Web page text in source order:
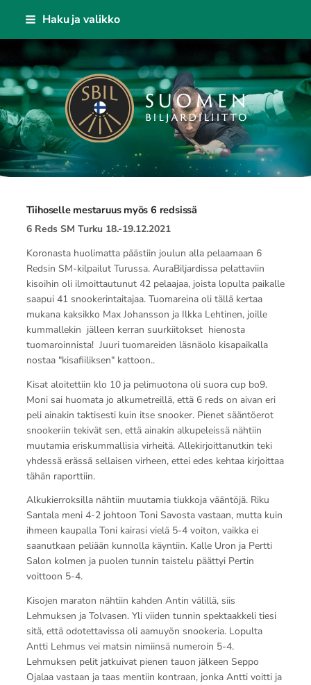
Siirry
sisältöön
Haku ja valikko
Suomen Biljardiliitto ry
Tiihoselle mestaruus myös 6 redsissä
6 Reds SM Turku 18.-19.12.2021
Koronasta huolimatta päästiin joulun alla pelaamaan 6
Redsin SM-kilpailut Turussa. AuraBiljardissa pelattaviin
kisoihin oli ilmoittautunut 42 pelaajaa, joista lopulta paikalle
saapui 41 snookerintaitajaa. Tuomareina oli tällä kertaa
mukana kaksikko Max Johansson ja Ilkka Lehtinen, joille
kummallekin jälleen kerran suurkiitokset hienosta
tuomaroinnista! Juuri tuomareiden läsnäolo kisapaikalla
nostaa "kisafiiliksen" kattoon..
Kisat aloitettiin klo 10 ja pelimuotona oli suora cup bo9.
Moni sai huomata jo alkumetreillä, että 6 reds on aivan eri
peli ainakin taktisesti kuin itse snooker. Pienet sääntöerot
snookeriin tekivät sen, että ainakin alkupeleissä nähtiin
muutamia eriskummallisia virheitä. Allekirjoittanutkin teki
yhdessä erässä sellaisen virheen, ettei edes kehtaa kirjoittaa
tähän raporttiin.
Alkukierroksilla nähtiin muutamia tiukkoja vääntöjä. Riku
Santala meni 4-2 johtoon Toni Savosta vastaan, mutta kuin
ihmeen kaupalla Toni kairasi vielä 5-4 voiton, vaikka ei
saanutkaan peliään kunnolla käyntiin. Kalle Uron ja Pertti
Salon kolmen ja puolen tunnin taistelu päättyi Pertin
voittoon 5-4.
Kisojen maraton nähtiin kahden Antin välillä, siis
Lehmuksen ja Tolvasen. Yli viiden tunnin spektaakkeli tiesi
sitä, että odotettavissa oli aamuyön snookeria. Lopulta
Antti Lehmus vei matsin nimiinsä numeroin 5-4.
Lehmuksen pelit jatkuivat pienen tauon jälkeen Seppo
Ojalaa vastaan ja taas mentiin kontraan, jonka Antti voitti ja